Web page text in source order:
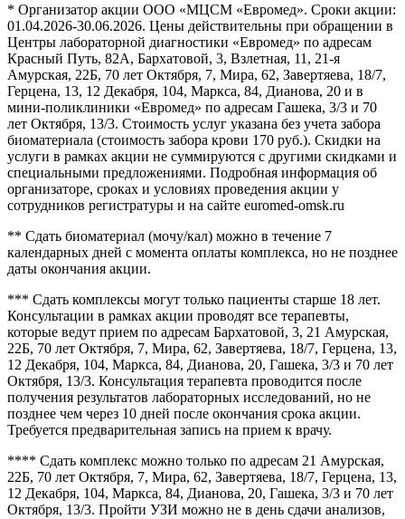
* Организатор акции ООО «МЦСМ «Евромед». Сроки акции:
01.04.2026-30.06.2026. Цены действительны при обращении в
Центры лабораторной диагностики «Евромед» по адресам
Красный Путь, 82А, Бархатовой, 3, Взлетная, 11, 21-я
Амурская, 22Б, 70 лет Октября, 7, Мира, 62, Завертяева, 18/7,
Герцена, 13, 12 Декабря, 104, Маркса, 84, Дианова, 20 и в
мини-поликлиники «Евромед» по адресам Гашека, 3/3 и 70
лет Октября, 13/3. Стоимость услуг указана без учета забора
биоматериала (стоимость забора крови 170 руб.). Скидки на
услуги в рамках акции не суммируются с другими скидками и
специальными предложениями. Подробная информация об
организаторе, сроках и условиях проведения акции у
сотрудников регистратуры и на сайте euromed-omsk.ru
** Сдать биоматериал (мочу/кал) можно в течение 7
календарных дней с момента оплаты комплекса, но не позднее
даты окончания акции.
*** Сдать комплексы могут только пациенты старше 18 лет.
Консультации в рамках акции проводят все терапевты,
которые ведут прием по адресам Бархатовой, 3, 21 Амурская,
22Б, 70 лет Октября, 7, Мира, 62, Завертяева, 18/7, Герцена, 13,
12 Декабря, 104, Маркса, 84, Дианова, 20, Гашека, 3/3 и 70 лет
Октября, 13/3. Консультация терапевта проводится после
получения результатов лабораторных исследований, но не
позднее чем через 10 дней после окончания срока акции.
Требуется предварительная запись на прием к врачу.
**** Сдать комплекс можно только по адресам 21 Амурская,
22Б, 70 лет Октября, 7, Мира, 62, Завертяева, 18/7, Герцена, 13,
12 Декабря, 104, Маркса, 84, Дианова, 20, Гашека, 3/3 и 70 лет
Октября, 13/3. Пройти УЗИ можно не в день сдачи анализов,